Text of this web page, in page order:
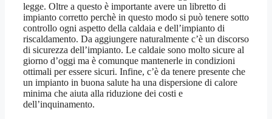
legge. Oltre a questo è importante avere un libretto di
impianto corretto perchè in questo modo si può tenere sotto
controllo ogni aspetto della caldaia e dell’impianto di
riscaldamento. Da aggiungere naturalmente c’è un discorso
di sicurezza dell’impianto. Le caldaie sono molto sicure al
giorno d’oggi ma è comunque mantenerle in condizioni
ottimali per essere sicuri. Infine, c’è da tenere presente che
un impianto in buona salute ha una dispersione di calore
minima che aiuta alla riduzione dei costi e
dell’inquinamento.